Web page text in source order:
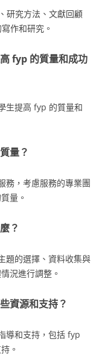
研究方法、文獻回顧
作和研究。
fyp 的質量和成功
生提高 fyp 的質量和
量？
務，考慮服務的專業團
量。
？
題的選擇、資料收集與
況進行調整。
資源和支持？
導和支持，包括 fyp
。